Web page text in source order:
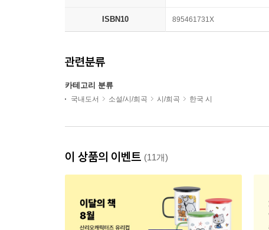
ISBN10 895461731X
관련분류
카테고리 분류
국내도서 소설/시/희곡 시/희곡 한국 시
이 상품의 이벤트 (11개)